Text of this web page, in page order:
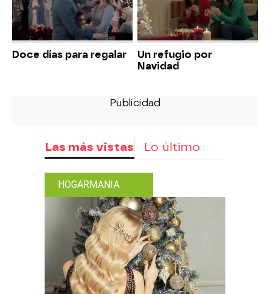
Doce días para regalar
Un refugio por
Navidad
Las más vistas Lo último
HOGARMANIA